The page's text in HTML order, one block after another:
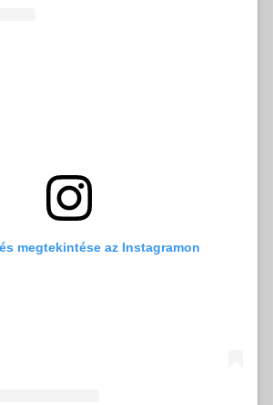
megtekintése az Instagramon